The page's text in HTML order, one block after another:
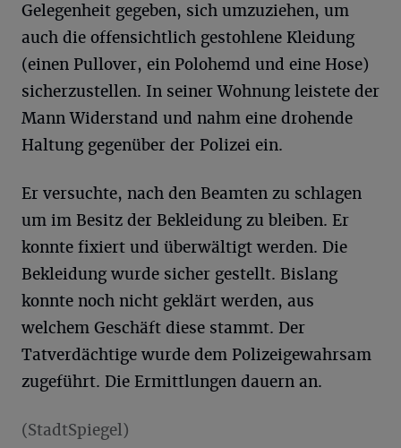
Gelegenheit gegeben, sich umzuziehen, um
auch die offensichtlich gestohlene Kleidung
(einen Pullover, ein Polohemd und eine Hose)
sicherzustellen. In seiner Wohnung leistete der
Mann Widerstand und nahm eine drohende
Haltung gegenüber der Polizei ein.
Er versuchte, nach den Beamten zu schlagen
um im Besitz der Bekleidung zu bleiben. Er
konnte fixiert und überwältigt werden. Die
Bekleidung wurde sicher gestellt. Bislang
konnte noch nicht geklärt werden, aus
welchem Geschäft diese stammt. Der
Tatverdächtige wurde dem Polizeigewahrsam
zugeführt. Die Ermittlungen dauern an.
(StadtSpiegel)